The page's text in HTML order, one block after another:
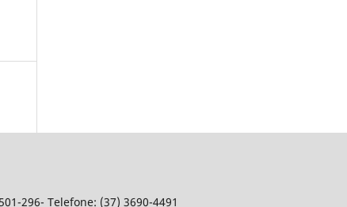
296- Telefone: (37) 3690-4491